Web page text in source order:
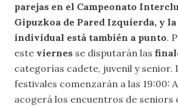
parejas en el Campeonato
Gipuzkoa de Pared Izquierda, y la
individual está también a punto.
este viernes se disputarán las
categorías cadete, juvenil y senior.
festivales comenzarán a las 19:00:
acogerá los encuentros de seniors